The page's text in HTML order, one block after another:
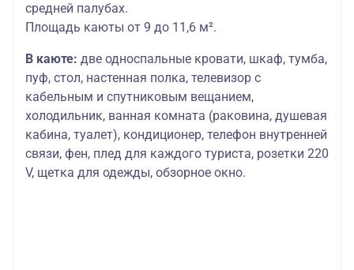
средней палубах.
Площадь каюты от 9 до 11,6 м².
В каюте: две односпальные кровати, шкаф, тумба,
пуф, стол, настенная полка, телевизор с
кабельным и спутниковым вещанием,
холодильник, ванная комната (раковина, душевая
кабина, туалет), кондиционер, телефон внутренней
связи, фен, плед для каждого туриста, розетки 220
V, щетка для одежды, обзорное окно.